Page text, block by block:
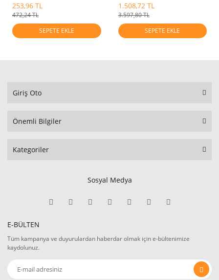
253,96 TL
472,24 TL
SEPETE EKLE
1.508,72 TL
3.597,80 TL
SEPETE EKLE
Giriş Oto
Önemli Bilgiler
Kategoriler
Sosyal Medya
E-BÜLTEN
Tüm kampanya ve duyurulardan haberdar olmak için e-bültenimize
kaydolunuz.